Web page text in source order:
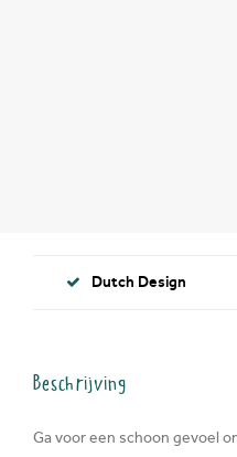
Dutch Design
Beschrijving
Ga voor een schoon gevoel